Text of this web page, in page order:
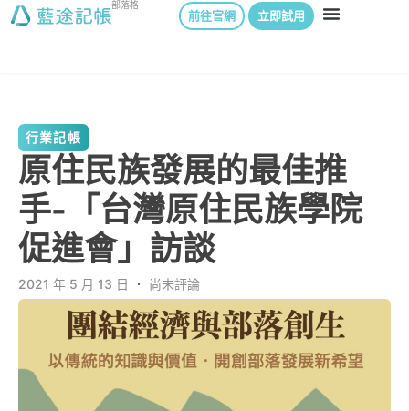
部落格
前往官網 立即試用
行業記帳
原住民族發展的最佳推
手-「台灣原住民族學院
促進會」訪談
2021 年 5 月 13 日 ． 尚未評論